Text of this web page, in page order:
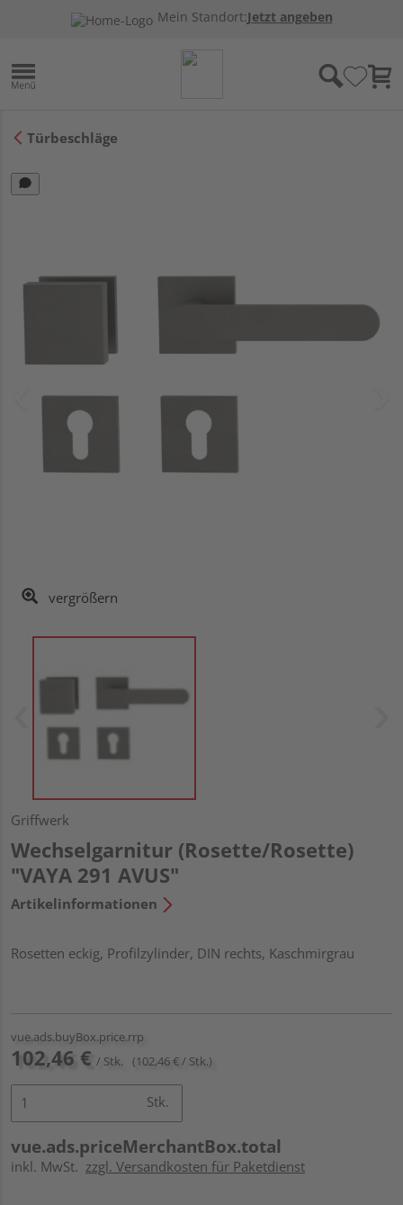
Mein Standort:Jetzt angeben
Türbeschläge
vergrößern
Griffwerk
Wechselgarnitur (Rosette/Rosette)
"VAYA 291 AVUS"
Artikelinformationen
Rosetten eckig, Profilzylinder, DIN rechts, Kaschmirgrau
vue.ads.buyBox.price.rrp
102,46 € / Stk. (102,46 € / Stk.)
Stk.
vue.ads.priceMerchantBox.total
inkl. MwSt. zzgl. Versandkosten für Paketdienst